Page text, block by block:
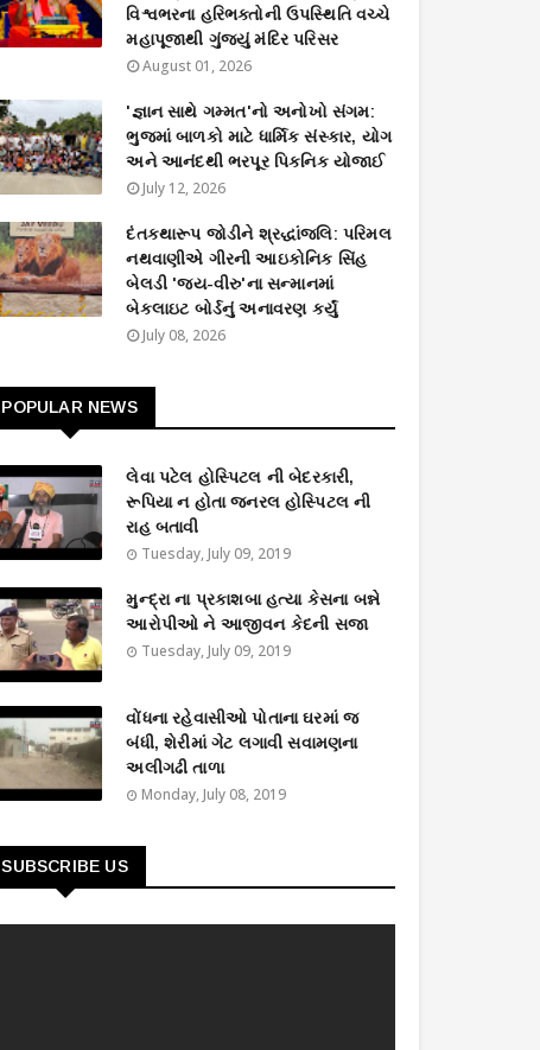
વિશ્વભરના હરિભક્તોની ઉપસ્થિતિ વચ્ચે
મહાપૂજાથી ગુંજ્યું મંદિર પરિસર
August 01, 2026
'જ્ઞાન સાથે ગમ્મત'નો અનોખો સંગમ:
ભુજમાં બાળકો માટે ધાર્મિક સંસ્કાર, યોગ
અને આનંદથી ભરપૂર પિકનિક યોજાઈ
July 12, 2026
દંતકથારૂપ જોડીને શ્રદ્ધાંજલિ: પરિમલ
નથવાણીએ ગીરની આઇકોનિક સિંહ
બેલડી 'જય-વીરુ'ના સન્માનમાં
બેકલાઇટ બોર્ડનું અનાવરણ કર્યું
July 08, 2026
POPULAR NEWS
લેવા પટેલ હોસ્પિટલ ની બેદરકારી,
રૂપિયા ન હોતા જનરલ હોસ્પિટલ ની
રાહ બતાવી
Tuesday, July 09, 2019
મુન્દ્રા ના પ્રકાશબા હત્યા કેસના બન્ને
આરોપીઓ ને આજીવન કેદની સજા
Tuesday, July 09, 2019
વોંધના રહેવાસીઓ પોતાના ઘરમાં જ
બંધી, શેરીમાં ગેટ લગાવી સવામણના
અલીગઢી તાળા
Monday, July 08, 2019
SUBSCRIBE US